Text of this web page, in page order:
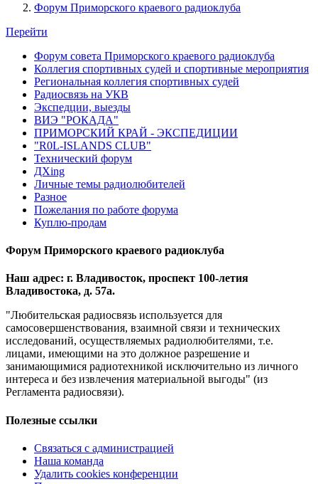
Форум Приморского краевого радиоклуба
Перейти
Форум совета Приморского краевого радиоклуба
Коллегия спортивных судей и спортивные мероприятия
Региональная коллегия спортивных судей
Радиосвязь на УКВ
Экспедции, выезды
ВИЭ "РОКАДА"
ПРИМОРСКИЙ КРАЙ - ЭКСПЕДИЦИИ
"R0L-ISLANDS CLUB"
Технический форум
ДХing
Личные темы радиолюбителей
Разное
Пожелания по работе форума
Куплю-продам
Форум Приморского краевого радиоклуба
Наш адрес: г. Владивосток, проспект 100-летия
Владивостока, д. 57а.
"Любительская радиосвязь используется для
самосовершенствования, взаимной связи и технических
исследований, осуществляемых радиолюбителями, т.е.
лицами, имеющими на это должное разрешение и
занимающимися радиотехникой исключительно из личного
интереса и без извлечения материальной выгоды" (из
Регламента радиосвязи).
Полезные ссылки
Связаться с администрацией
Наша команда
Удалить cookies конференции